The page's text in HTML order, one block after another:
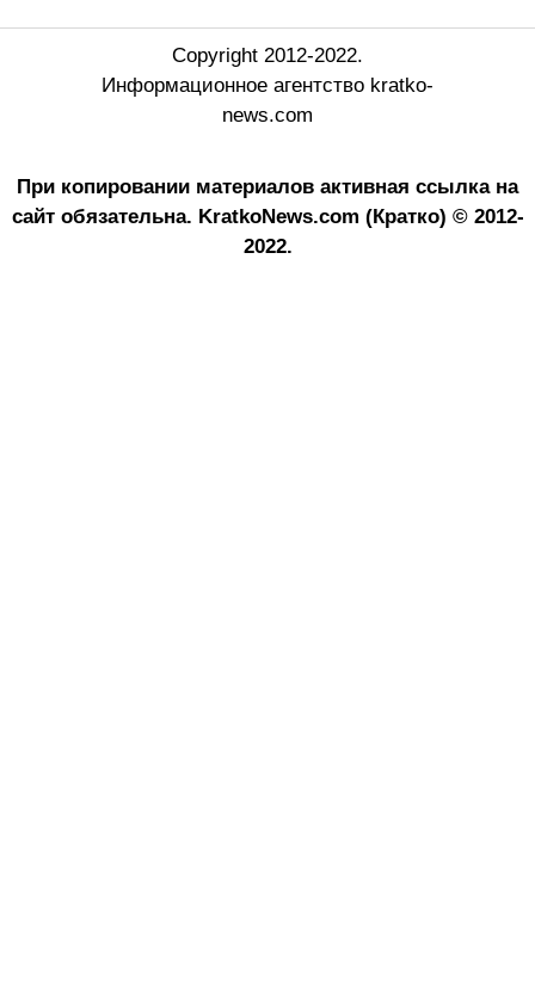
Copyright 2012-2022.
Информационное агентство kratko-
news.com
При копировании материалов активная ссылка на
сайт обязательна. KratkoNews.com (Кратко) © 2012-
2022.